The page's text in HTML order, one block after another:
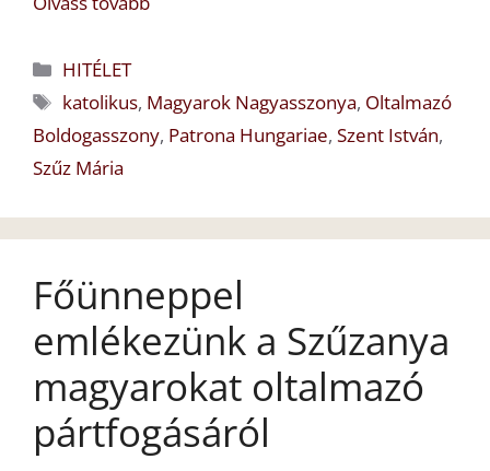
Kategória
HITÉLET
Címkék
katolikus, Magyarok Nagyasszonya, Oltalmazó
Boldogasszony, Patrona Hungariae, Szent István,
Szűz Mária
Főünneppel
emlékezünk a Szűzanya
magyarokat oltalmazó
pártfogásáról